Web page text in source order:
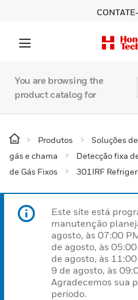
You are browsing the
product catalog for
Produtos Soluções
gás e chama
Detecção fixa
de Gás Fixos
301IRF
Este site está
manutenção
agosto, às 07:00
de agosto, às
de agosto, às
9 de agosto, às
Agradecemos sua
período.